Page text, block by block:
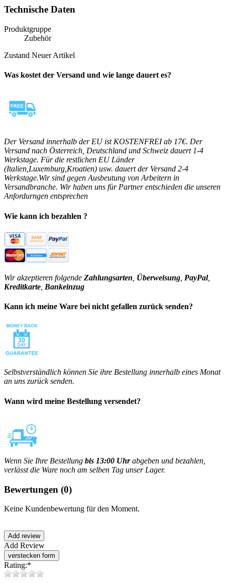
Technische Daten
Produktgruppe
Zubehör
Zustand Neuer Artikel
Was kostet der Versand und wie lange dauert es?
Der Versand innerhalb der EU ist KOSTENFREI ab 17€. Der
Versand nach Österreich, Deutschland und Schweiz dauert 1-4
Werkstage. Für die restlichen EU Länder
(Italien,Luxemburg,Kroatien) usw. dauert der Versand 2-4
Werkstage.Wir sind gegen Ausbeutung von Arbeitern in
Versandbranche. Wir haben uns für Partner entschieden die unseren
Anfordurngen entsprechen
Wie kann ich bezahlen ?
Wir akzeptieren folgende Zahlungsarten Überweisung PayPal,
Kreditkarte Bankeinzug
Kann ich meine Ware bei nicht gefallen zurück senden?
Selbstverständlich können Sie ihre Bestellung innerhalb eines Monat
an uns zurück senden.
Wann wird meine Bestellung versendet?
Wenn Sie Ihre Bestellung bis 13:00 Uhrabgeben und bezahlen,
verlässt die Ware noch am selben Tag unser Lager.
Bewertungen (0)
Keine Kundenbewertung für den Moment.
Add Review
Rating:*